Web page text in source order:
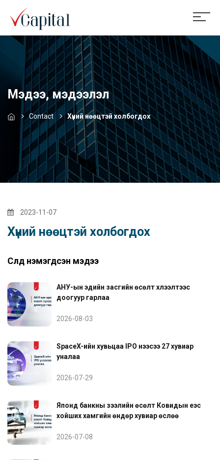
Мэдээ, мэдээлэл
Contact Хүний нөөцтэй холбогдох
2023-11-07
Хүний нөөцтэй холбогдох
Сүүлд нэмэгдсэн мэдээ
АНУ-ын эдийн засгийн өсөлт хүлээлтээс
доогуур гарлаа
2026-08-03
SpaceX-ийн хувьцаа IPO үнээсээ 27 хувиар
уналаа
2026-07-29
Японд банкны зээлийн өсөлт Ковидын үеэс
хойших хамгийн өндөр хувиар өслөө
2026-07-08